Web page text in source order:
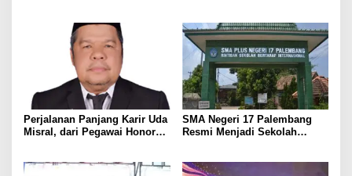
Perjalanan Panjang Karir Uda
Misral, dari Pegawai Honorer
Eselon III
SMA Negeri 17 Palembang
Resmi Menjadi Sekolah